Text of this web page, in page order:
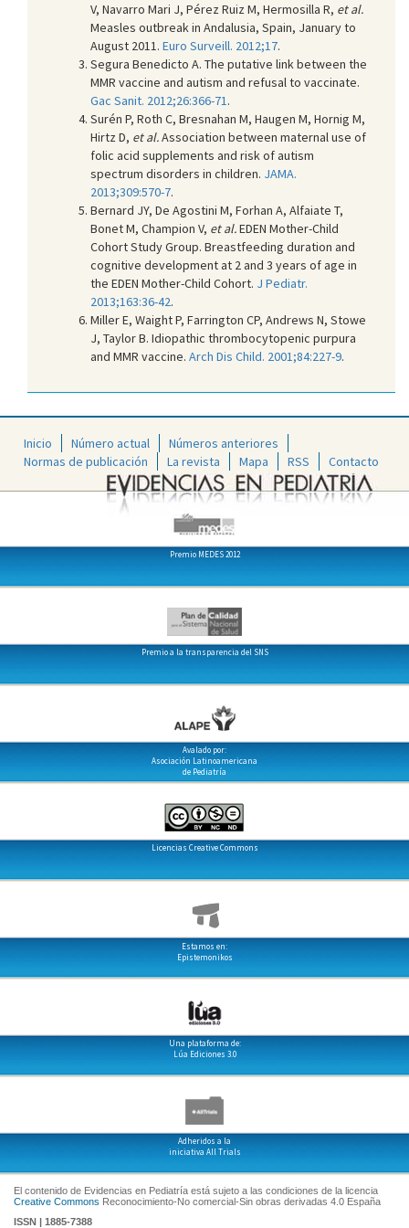
V, Navarro Mari J, Pérez Ruiz M, Hermosilla R, et al.
Measles outbreak in Andalusia, Spain, January to
August 2011. Euro Surveill. 2012;17.
Segura Benedicto A. The putative link between the
MMR vaccine and autism and refusal to vaccinate.
Gac Sanit. 2012;26:366-71 .
Surén P, Roth C, Bresnahan M, Haugen M, Hornig M,
Hirtz D, et al.Association between maternal use of
folic acid supplements and risk of autism
spectrum disorders in children. JAMA.
2013;309:570-7.
Bernard JY, De Agostini M, Forhan A, Alfaiate T,
Bonet M, Champion V, et al.EDEN Mother-Child
Cohort Study Group. Breastfeeding duration and
cognitive development at 2 and 3 years of age in
the EDEN Mother-Child Cohort. J Pediatr.
2013;163:36-42.
Miller E, Waight P, Farrington CP, Andrews N, Stowe
J, Taylor B. Idiopathic thrombocytopenic purpura
and MMR vaccine. Arch Dis Child. 2001;84:227-9.
Inicio Número actual
Números anteriores
Normas de publicación
La revista Mapa RSS Contacto
Premio MEDES 2012
Premio a la transparencia del SNS
Avalado por:
Asociación Latinoamericana
de Pediatría
Licencias Creative Commons
Estamos en:
Epistemonikos
Una plataforma de:
Lúa Ediciones 3.0
Adheridos a la
iniciativa All Trials
El contenido de Evidencias en Pediatría está sujeto a las condiciones de la licencia
Creative Commons Reconocimiento-No comercial-Sin obras derivadas 4.0 España
ISSN | 1885-7388